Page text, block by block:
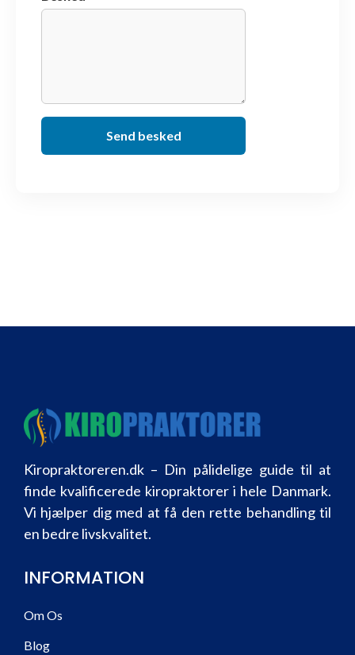
Kiropraktoreren.dk – Din pålidelige guide til at
finde kvalificerede kiropraktorer i hele Danmark.
Vi hjælper dig med at få den rette behandling til
en bedre livskvalitet.
INFORMATION
Om Os
Blog